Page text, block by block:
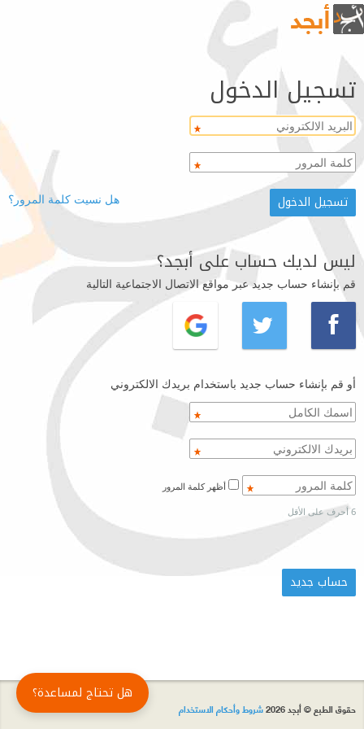
تسجيل الدخول
هل نسيت كلمة المرور؟
ليس لديك حساب على أبجد؟
قم بإنشاء حساب جديد عبر مواقع الاتصال الاجتماعية التالية
أو قم بإنشاء حساب جديد باستخدام بريدك الالكتروني
6 أحرف على الأقل
حقوق الطبع © أبجد 2026 شروط وأحكام الاستخدام
هل تحتاج لمساعدة؟